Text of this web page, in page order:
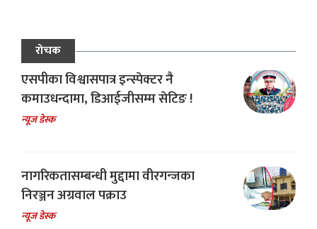
रोचक
एसपीका विश्वासपात्र इन्स्पेक्टर नै
कमाउधन्दामा, डिआईजीसम्म सेटिङ !
न्यूज डेस्क
नागरिकतासम्बन्धी मुद्दामा वीरगन्जका
निरञ्जन अग्रवाल पक्राउ
न्यूज डेस्क